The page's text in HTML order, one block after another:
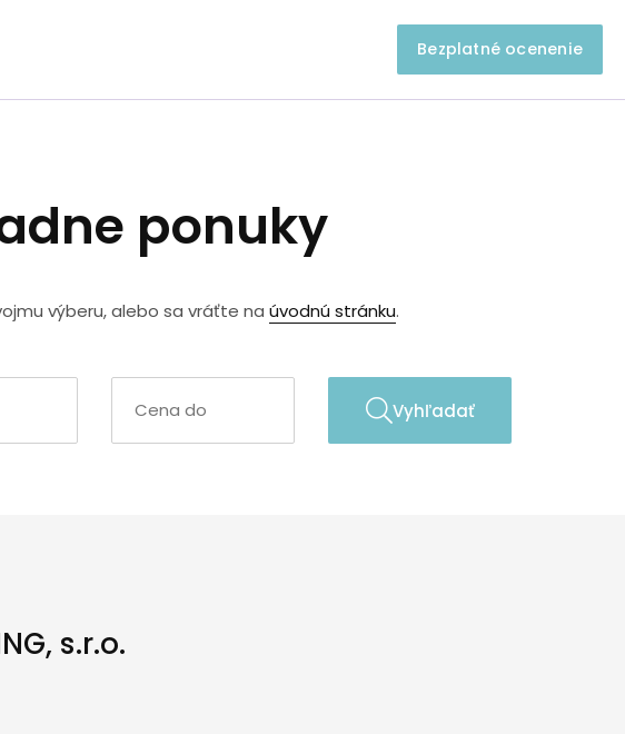
Bezplatné ocenenie
ponuky
výberu, alebo sa vráťte na úvodnú stránku.
Vyhľadať
s.r.o.